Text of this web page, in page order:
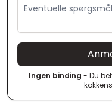
Ingen binding - Du